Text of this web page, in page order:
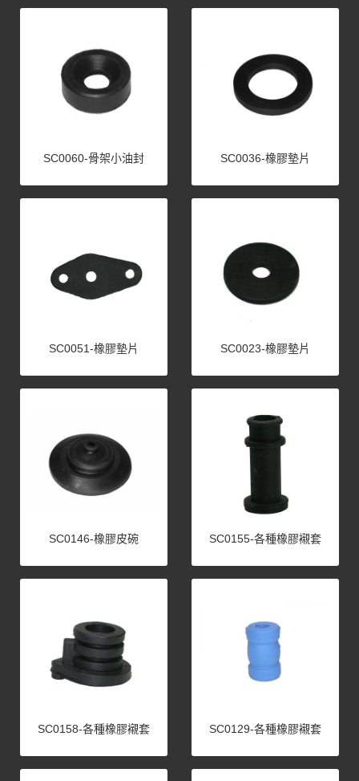
SC0060-骨架小油封 SC0036-橡膠墊片
SC0051-橡膠墊片 SC0023-橡膠墊片
SC0146-橡膠皮碗 SC0155-各種橡膠襯套
SC0158-各種橡膠襯套 SC0129-各種橡膠襯套